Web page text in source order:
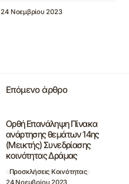
24 Νοεμβρίου 2023
Επόμενο άρθρο
Ορθή Επανάληψη Πίνακα
ανάρτησης θεμάτων 14ης
(Μεικτής) Συνεδρίασης
κοινότητας Δράμας
Προσκλήσεις Κοινότητας
24 Νοεμβρίου 2023